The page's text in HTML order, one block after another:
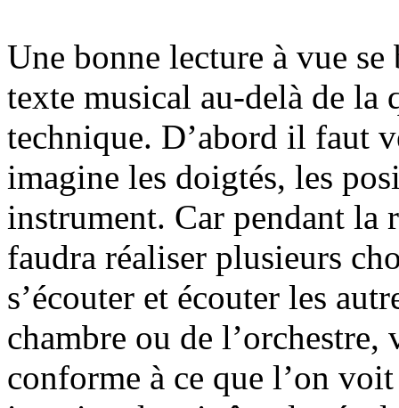
Une bonne lecture à vue
texte musical au-delà de la
technique. D’abord il faut
imagine les doigtés, les
instrument. Car pendant
faudra réaliser plusieurs
s’écouter et écouter les
chambre ou de
conforme à ce que l’on